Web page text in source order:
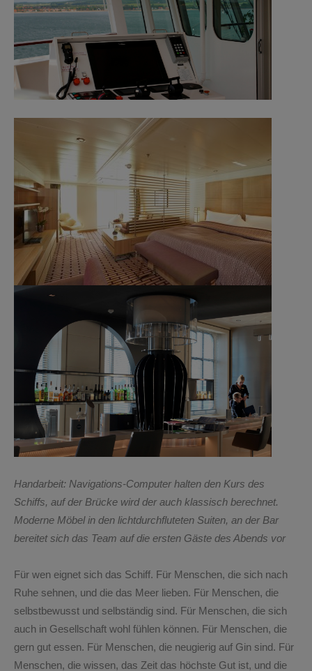
Handarbeit: Navigations-Computer halten den Kurs des
Schiffs, auf der Brücke wird der auch klassisch berechnet.
Moderne Möbel in den lichtdurchfluteten Suiten, an der Bar
bereitet sich das Team auf die ersten Gäste des Abends vor
Für wen eignet sich das Schiff. Für Menschen, die sich nach
Ruhe sehnen, und die das Meer lieben. Für Menschen, die
selbstbewusst und selbständig sind. Für Menschen, die sich
auch in Gesellschaft wohl fühlen können. Für Menschen, die
gern gut essen. Für Menschen, die neugierig auf Gin sind. Für
Menschen, die wissen, das Zeit das höchste Gut ist, und die